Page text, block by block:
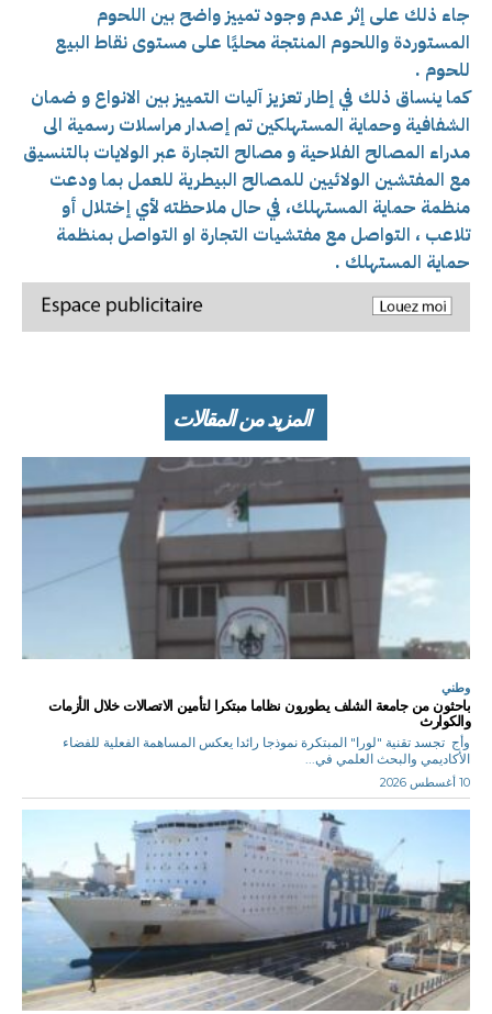
جاء ذلك على إثر عدم وجود تمييز واضح بين اللحوم
المستوردة واللحوم المنتجة محليًا على مستوى نقاط البيع
للحوم .
كما ينساق ذلك في إطار تعزيز آليات التمييز بين الانواع و ضمان
الشفافية وحماية المستهلكين تم إصدار مراسلات رسمية الى
مدراء المصالح الفلاحية و مصالح التجارة عبر الولايات بالتنسيق
مع المفتشين الولائيين للمصالح البيطرية للعمل بما ودعت
منظمة حماية المستهلك، في حال ملاحظته لأي إختلال أو
تلاعب ، التواصل مع مفتشيات التجارة او التواصل بمنظمة
حماية المستهلك .
المزيد من المقالات
وطني
باحثون من جامعة الشلف يطورون نظاما مبتكرا لتأمين الاتصالات خلال الأزمات
والكوارث
وأج تجسد تقنية "لورا" المبتكرة نموذجا رائدا يعكس المساهمة الفعلية للفضاء
الأكاديمي والبحث العلمي في...
10 أغسطس 2026